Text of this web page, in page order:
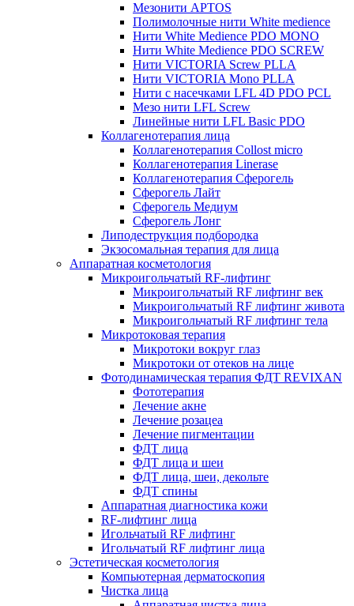
Мезонити APTOS
Полимолочные нити White medience
Нити White Medience PDO MONO
Нити White Medience PDO SCREW
Нити VICTORIA Screw PLLA
Нити VICTORIA Mono PLLA
Нити с насечками LFL 4D PDO PCL
Мезо нити LFL Screw
Линейные нити LFL Basic PDO
Коллагенотерапия лица
Коллагенотерапия Collost micro
Коллагенотерапия Linerase
Коллагенотерапия Сферогель
Сферогель Лайт
Сферогель Медиум
Сферогель Лонг
Липодеструкция подбородка
Экзосомальная терапия для лица
Аппаратная косметология
Микроигольчатый RF-лифтинг
Микроигольчатый RF лифтинг век
Микроигольчатый RF лифтинг живота
Микроигольчатый RF лифтинг тела
Микротоковая терапия
Микротоки вокруг глаз
Микротоки от отеков на лице
Фотодинамическая терапия ФДТ REVIXAN
Фототерапия
Лечение акне
Лечение розацеа
Лечение пигментации
ФДТ лица
ФДТ лица и шеи
ФДТ лица, шеи, декольте
ФДТ спины
Аппаратная диагностика кожи
RF-лифтинг лица
Игольчатый RF лифтинг
Игольчатый RF лифтинг лица
Эстетическая косметология
Компьютерная дерматоскопия
Чистка лица